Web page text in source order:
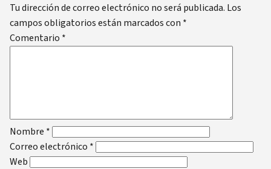
Tu dirección de correo electrónico no será publicada. Los
campos obligatorios están marcados con *
Comentario *
Nombre *
Correo electrónico *
Web